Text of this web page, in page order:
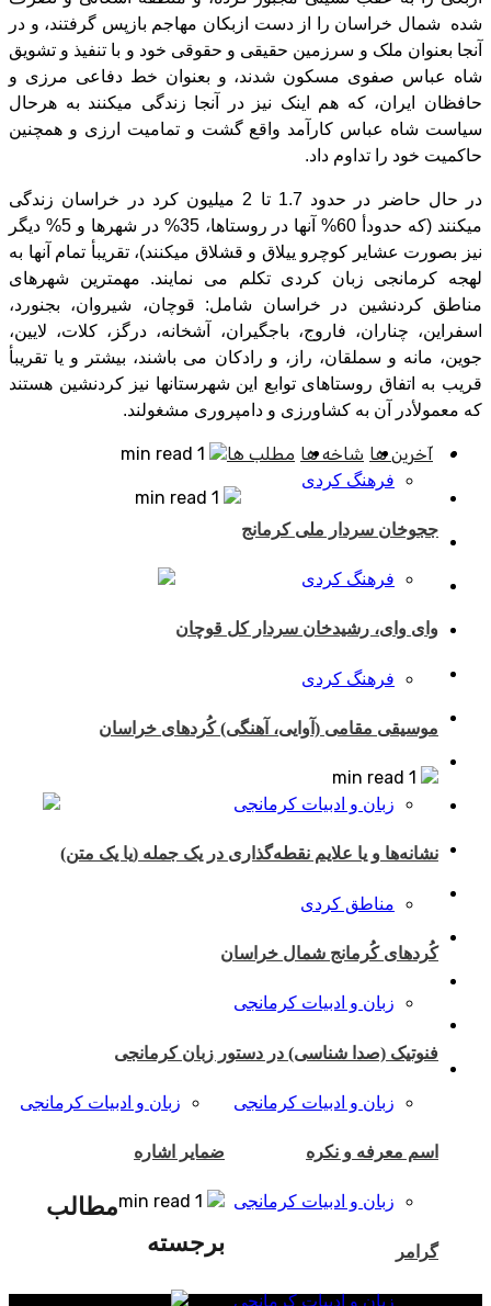
شده شمال خراسان را از دست ازبکان مهاجم بازپس گرفتند، و در
آنجا بعنوان ملک و سرزمین حقیقی و حقوقی خود و با تنفیذ و تشویق
شاه عباس صفوی مسکون شدند، و بعنوان خط دفاعی مرزی و
حافظان ایران، که هم اینک نیز در آنجا زندگی میکنند به هرحال
سیاست شاه عباس کارآمد واقع گشت و تمامیت ارزی و همچنین
حاکمیت خود را تداوم داد.
در حال حاضر در حدود 1.7 تا 2 میلیون کرد در خراسان زندگی
میکنند (که حدودأ 60% آنها در روستاها، 35% در شهرها و 5% دیگر
نیز بصورت عشایر کوچرو ییلاق و قشلاق میکنند)، تقریبأ تمام آنها به
لهجه کرمانجی زبان کردی تکلم می نمایند. مهمترین شهرهای
مناطق کردنشین در خراسان شامل: قوچان، شیروان، بجنورد،
اسفراین، چناران، فاروج، باجگیران، آشخانه، درگز، کلات، لایین،
جوین، مانه و سملقان، راز، و رادکان می باشند، بیشتر و یا تقریبأ
قریب به اتفاق روستاهای توابع این شهرستانها نیز کردنشین هستند
که معمولأدر آن به کشاورزی و دامپروری مشغولند.
آخرین ها شاخه ها مطلب ها 1 min read
فرهنگ کردی
ججوخان سردار ملی کرمانج
1 min read
فرهنگ کردی
وای وای، رشیدخان سردار کل قوچان
فرهنگ کردی
موسیقی مقامی (آوایی، آهنگی) کُردهای خراسان
1 min read
زبان و ادبیات کرمانجی
نشانه‌ها و یا علایم نقطه‌گذاری در یک جمله (یا یک متن)
مناطق کردی
کُردهای کُرمانج شمال خراسان
زبان و ادبیات کرمانجی
فنوتیک (صدا شناسی) در دستور زبان کرمانجی
زبان و ادبیات کرمانجی
اسم معرفه و نکره
زبان و ادبیات کرمانجی
ضمایر اشاره
زبان و ادبیات کرمانجی
گرامر
1 min read
زبان و ادبیات کرمانجی 1 min read
مطالب
برجسته